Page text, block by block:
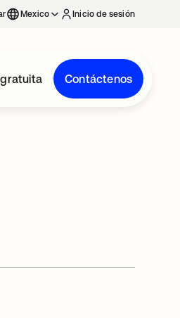
Mexico Inicio de sesión
Contáctenos